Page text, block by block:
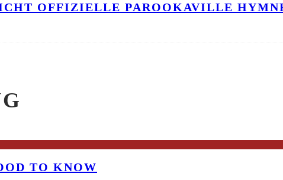
OFFIZIELLE PAROOKAVILLE
TO KNOW